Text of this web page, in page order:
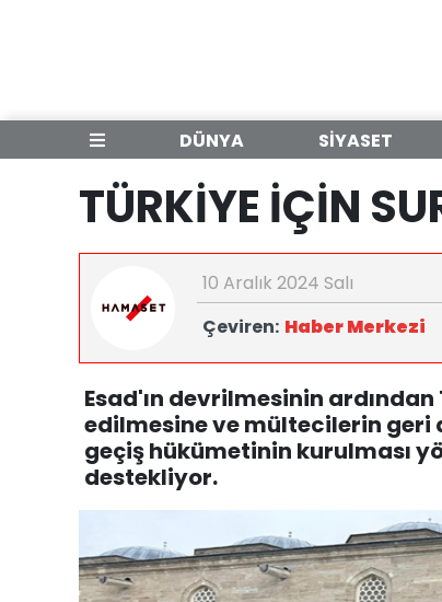
DÜNYA SİYASET
TÜRKİYE İÇİN
10 Aralık 2024 Salı
Çeviren: Haber Merkezi
Esad'ın devrilmesinin
edilmesine ve mültecilerin geri
geçiş hükümetinin kurulması
destekliyor.